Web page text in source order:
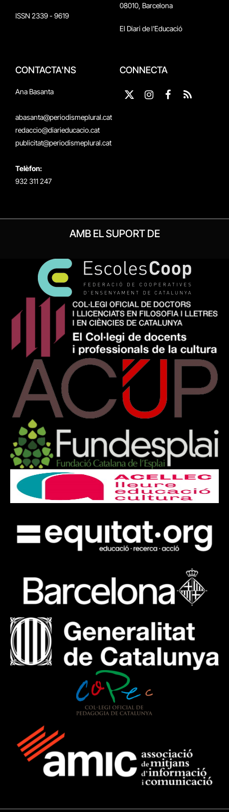
ISSN 2339 - 9619
08010, Barcelona
El Diari de l'Educació
CONTACTA'NS
Ana Basanta
abasanta@periodismeplural.cat
redaccio@diarieducacio.cat
publicitat@periodismeplural.cat
Telèfon:
932 311 247
CONNECTA
X
Instagram
Facebook
RSS
AMB EL SUPORT DE